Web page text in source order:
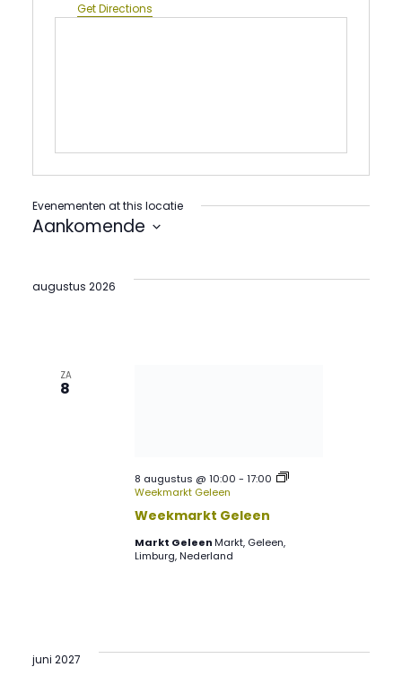
Get Directions
Evenementen at this locatie
Aankomende
datum.
augustus 2026
ZA
8
Weekmarkt Geleen
8 augustus @ 10:00 -17:00
Weekmarkt Geleen
Markt Geleen Markt, Geleen,
Limburg, Nederland
juni 2027